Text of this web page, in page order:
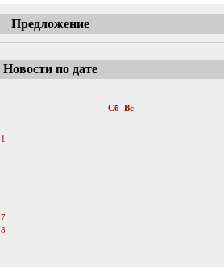
Предложение
Новости по дате
Сб Вс
1
7
8